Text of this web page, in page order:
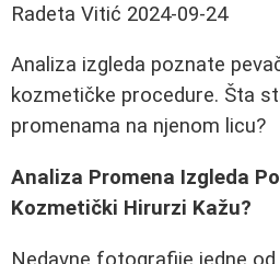
Radeta Vitić 2024-09-24
Analiza izgleda poznate
kozmetičke procedure. Šta
promenama na njenom licu?
Analiza Promena Izgleda
Kozmetički Hirurzi Kažu?